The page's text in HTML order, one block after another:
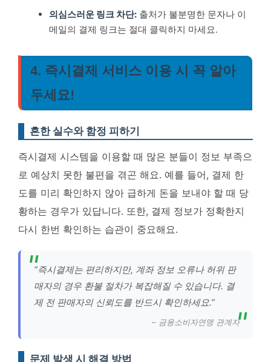
의심스러운 링크 차단: 출처가 불분명한 문자나 이
메일의 결제 링크는 절대 클릭하지 마세요.
4. 즉시결제 서비스 이용 시 꼭 알아
두세요!
흔한 실수와 함정 피하기
즉시결제 시스템을 이용할 때 많은 분들이 정보 부족으
로 예상치 못한 불편을 겪곤 해요. 예를 들어, 결제 한
도를 미리 확인하지 않아 급하게 돈을 보내야 할 때 당
황하는 경우가 있답니다. 또한, 결제 정보가 정확한지
다시 한번 확인하는 습관이 중요해요.
“즉시결제는 편리하지만, 계좌 정보 오류나 허위 판
매자의 경우 환불 절차가 복잡해질 수 있습니다. 결
제 전 판매자의 신뢰도를 반드시 확인하세요.”
– 금융소비자연맹 관계자
문제 발생 시 해결 방법